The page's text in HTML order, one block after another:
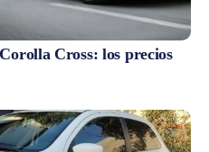
Cross: los precios